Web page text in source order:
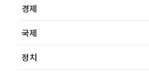
경제
국제
정치